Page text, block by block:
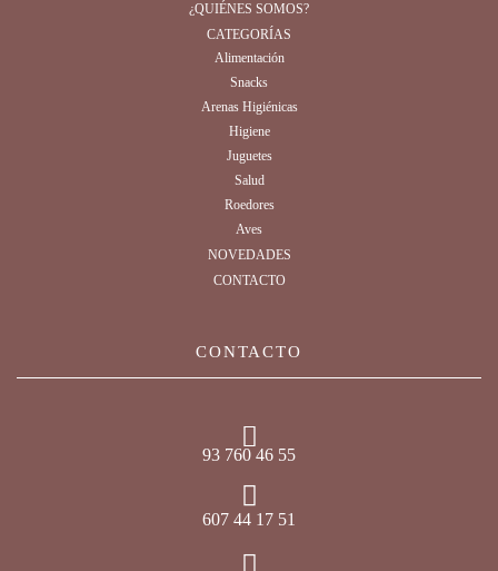
¿QUIÉNES SOMOS?
CATEGORÍAS
Alimentación
Snacks
Arenas Higiénicas
Higiene
Juguetes
Salud
Roedores
Aves
NOVEDADES
CONTACTO
CONTACTO
93 760 46 55
607 44 17 51